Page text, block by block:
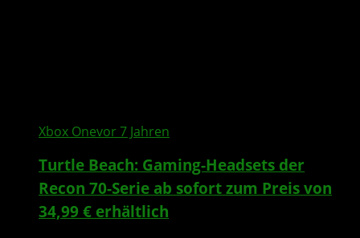
Xbox Onevor 7 Jahren
Turtle Beach: Gaming-Headsets der
Recon 70-Serie ab sofort zum Preis von
34,99 € erhältlich